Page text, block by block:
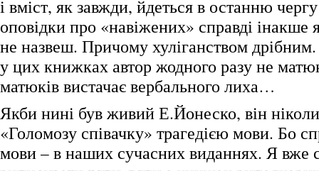
і вміст, як завжди, йдеться в останню
оповідки про «навіжених» справді інакше
не назвеш. Причому хуліганством
у цих книжках автор жодного разу не
матюків вистачає вербального лиха…
Якби нині був живий Е.Йонеско, він
«Голомозу співачку» трагедією мови. Бо
мови – в наших сучасних виданнях. Я вже